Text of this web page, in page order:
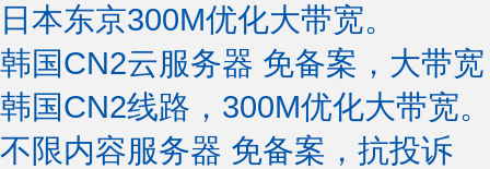
日本东京300M优化大带宽。
韩国CN2云服务器 免备案，大带宽
韩国CN2线路，300M优化大带宽。
不限内容服务器 免备案，抗投诉